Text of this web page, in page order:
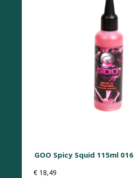
GOO Spicy Squid 115ml 016
€ 18,49